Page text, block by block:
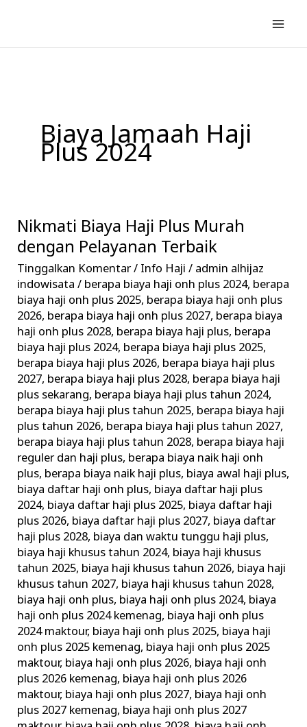
konten
Biaya Jamaah Haji
Plus 2024
Nikmati Biaya Haji Plus Murah
dengan Pelayanan Terbaik
Tinggalkan Komentar/ Info Haji / admin alhijaz
indowisata/ berapa biaya haji onh plus 2024, berapa
biaya haji onh plus 2025, berapa biaya haji onh plus
2026, berapa biaya haji onh plus 2027, berapa biaya
haji onh plus 2028, berapa biaya haji plus, berapa
biaya haji plus 2024, berapa biaya haji plus 2025,
berapa biaya haji plus 2026, berapa biaya haji plus
2027, berapa biaya haji plus 2028, berapa biaya haji
plus sekarang, berapa biaya haji plus tahun 2024,
berapa biaya haji plus tahun 2025, berapa biaya haji
plus tahun 2026, berapa biaya haji plus tahun 2027,
berapa biaya haji plus tahun 2028, berapa biaya haji
reguler dan haji plus, berapa biaya naik haji onh
plus, berapa biaya naik haji plus, biaya awal haji plus,
biaya daftar haji onh plus, biaya daftar haji plus
2024, biaya daftar haji plus 2025, biaya daftar haji
plus 2026, biaya daftar haji plus 2027, biaya daftar
haji plus 2028, biaya dan waktu tunggu haji plus,
biaya haji khusus tahun 2024, biaya haji khusus
tahun 2025, biaya haji khusus tahun 2026, biaya haji
khusus tahun 2027, biaya haji khusus tahun 2028,
biaya haji onh plus, biaya haji onh plus 2024, biaya
haji onh plus 2024 kemenag, biaya haji onh plus
2024 maktour, biaya haji onh plus 2025, biaya haji
onh plus 2025 kemenag, biaya haji onh plus 2025
maktour, biaya haji onh plus 2026, biaya haji onh
plus 2026 kemenag, biaya haji onh plus 2026
maktour, biaya haji onh plus 2027, biaya haji onh
plus 2027 kemenag, biaya haji onh plus 2027
Nikmati
Biaya
Haji
Plus
Murah
dengan
Pelayanan
Terbaik